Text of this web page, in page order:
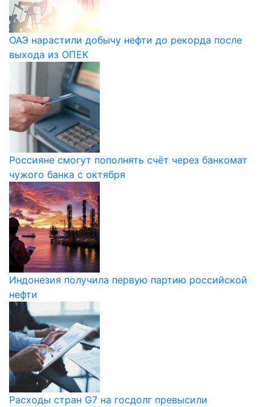
ОАЭ нарастили добычу нефти до рекорда после
выхода из ОПЕК
Россияне смогут пополнять счёт через банкомат
чужого банка с октября
Индонезия получила первую партию российской
нефти
Расходы стран G7 на госдолг превысили